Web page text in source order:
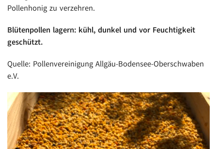
Pollenhonig zu verzehren.
Blütenpollen lagern: kühl, dunkel und vor Feuchtigkeit
geschützt.
Quelle: Pollenvereinigung Allgäu-Bodensee-Oberschwaben
e.V.